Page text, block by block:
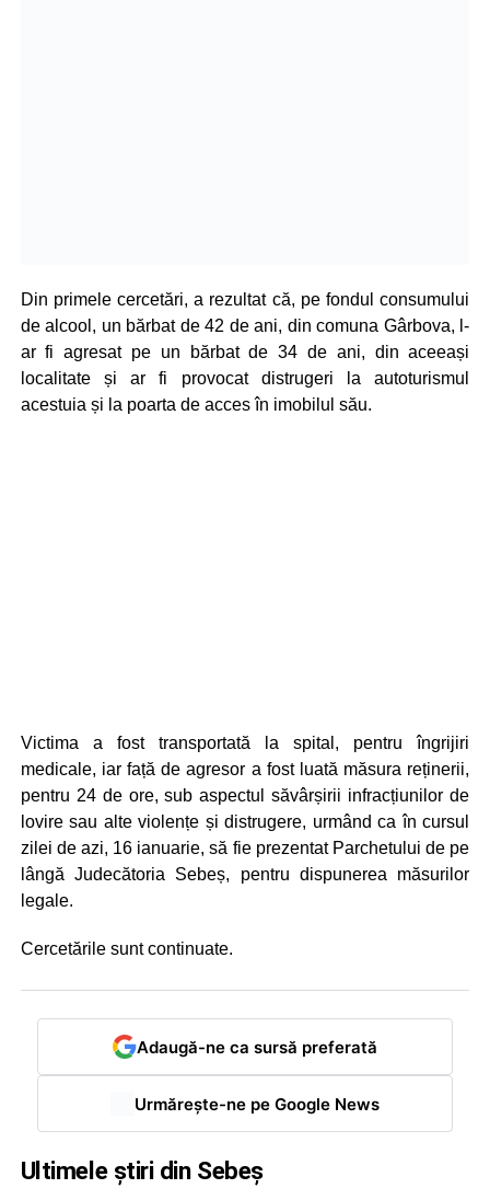
Din primele cercetări, a rezultat că, pe fondul consumului
de alcool, un bărbat de 42 de ani, din comuna Gârbova, l-
ar fi agresat pe un bărbat de 34 de ani, din aceeași
localitate și ar fi provocat distrugeri la autoturismul
acestuia și la poarta de acces în imobilul său.
Victima a fost transportată la spital, pentru îngrijiri
medicale, iar față de agresor a fost luată măsura reținerii,
pentru 24 de ore, sub aspectul săvârșirii infracțiunilor de
lovire sau alte violențe și distrugere, urmând ca în cursul
zilei de azi, 16 ianuarie, să fie prezentat Parchetului de pe
lângă Judecătoria Sebeș, pentru dispunerea măsurilor
legale.
Cercetările sunt continuate.
Adaugă-ne ca sursă preferată
Urmărește-ne pe Google News
Ultimele știri din Sebeș